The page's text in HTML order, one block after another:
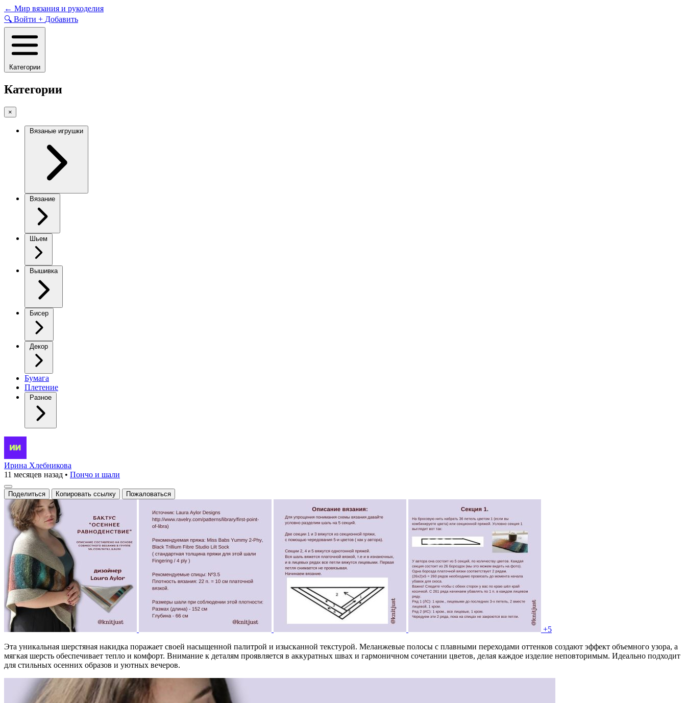
Skip
to
content
← Мир вязания и рукоделия
🔍 Войти + Добавить
Категории
Категории
×
Вязаные игрушки
Вязание
Шьем
Вышивка
Бисер
Декор
Бумага
Плетение
Разное
Осеннее
равноденствие
Ирина Хлебникова
11 месяцев назад • Пончо и шали
Поделиться Копировать ссылку Пожаловаться
+5
Эта уникальная шерстяная накидка поражает своей насыщенной палитрой и изысканной текстурой. Меланжевые полосы с плавными переходами оттенков создают эффект объемного узора, а
мягкая шерсть обеспечивает тепло и комфорт. Внимание к деталям проявляется в аккуратных швах и гармоничном сочетании цветов, делая каждое изделие неповторимым. Идеально подходит
для стильных осенних образов и уютных вечеров.